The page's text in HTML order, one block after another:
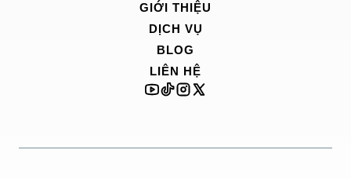
GIỚI THIỆU
DỊCH VỤ
BLOG
LIÊN HỆ